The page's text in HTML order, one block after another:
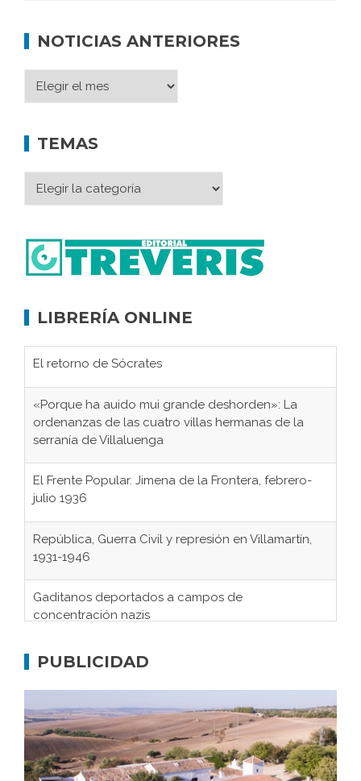
NOTICIAS ANTERIORES
TEMAS
LIBRERÍA ONLINE
El retorno de Sócrates
«Porque ha auido mui grande deshorden»: La
ordenanzas de las cuatro villas hermanas de la
serranía de Villaluenga
El Frente Popular. Jimena de la Frontera, febrero-
julio 1936
República, Guerra Civil y represión en Villamartín,
1931-1946
Gaditanos deportados a campos de
concentración nazis
Don Perafán de Ribera y sus fundaciones de
El Frente Popular. Ubrique, febrero-julio 1936
Juntar las letras. La alfabetización en el campo: del
afán de saber a la autogestión